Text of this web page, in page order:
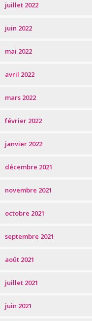
juillet 2022
juin 2022
mai 2022
avril 2022
mars 2022
février 2022
janvier 2022
décembre 2021
novembre 2021
octobre 2021
septembre 2021
août 2021
juillet 2021
juin 2021